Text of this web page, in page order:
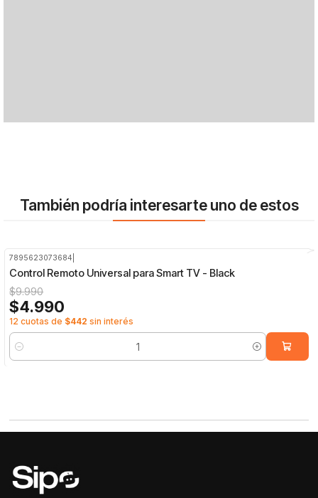
También podría interesarte uno de estos
7895623073684
Control Remoto Universal para Smart TV - Black
$9.990
$4.990
12 cuotas de $442 sin interés
Cantidad